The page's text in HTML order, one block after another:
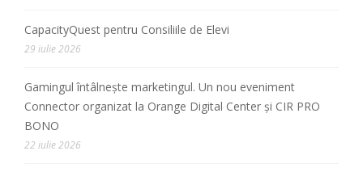
CapacityQuest pentru Consiliile de Elevi
29 iulie 2026
Gamingul întâlnește marketingul. Un nou eveniment
Connector organizat la Orange Digital Center și CIR PRO
BONO
22 iulie 2026